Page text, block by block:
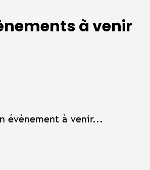
à venir
évènement à venir...